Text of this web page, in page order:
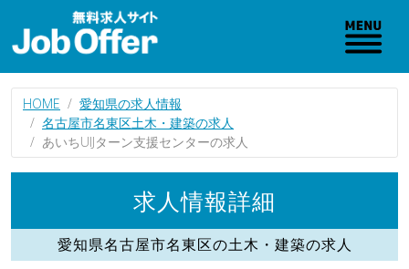
HOME
愛知県の求人情報
名古屋市名東区土木・建築の求人
あいちUIJターン支援センターの求人
求人情報詳細
愛知県名古屋市名東区の土木・建築の求人